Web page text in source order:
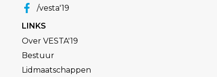
/vesta'19
LINKS
Over VESTA'19
Bestuur
Lidmaatschappen